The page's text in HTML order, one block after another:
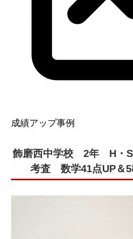
成績アップ事例
飾磨西中学校 2年 H・
考査 数学41点UP＆5